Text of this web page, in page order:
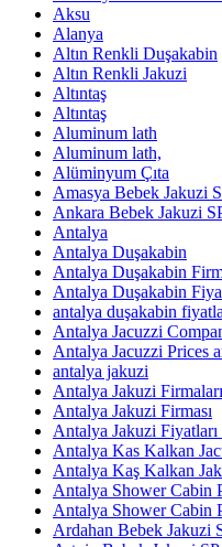
Aksu
Alanya
Altın Renkli Duşakabin
Altın Renkli Jakuzi
Altıntaş
Altıntaş
Aluminum lath
Aluminum lath,
Alüminyum Çıta
Amasya Bebek Jakuzi
Ankara Bebek Jakuzi
Antalya
Antalya Duşakabin
Antalya Duşakabin
Antalya Duşakabin
antalya duşakabin
Antalya Jacuzzi
Antalya Jacuzzi Prices
antalya jakuzi
Antalya Jakuzi Firmaları
Antalya Jakuzi Firması
Antalya Jakuzi
Antalya Kas Kalkan
Antalya Kaş Kalkan
Antalya Shower Cabin
Antalya Shower Cabin
Ardahan Bebek Jakuzi